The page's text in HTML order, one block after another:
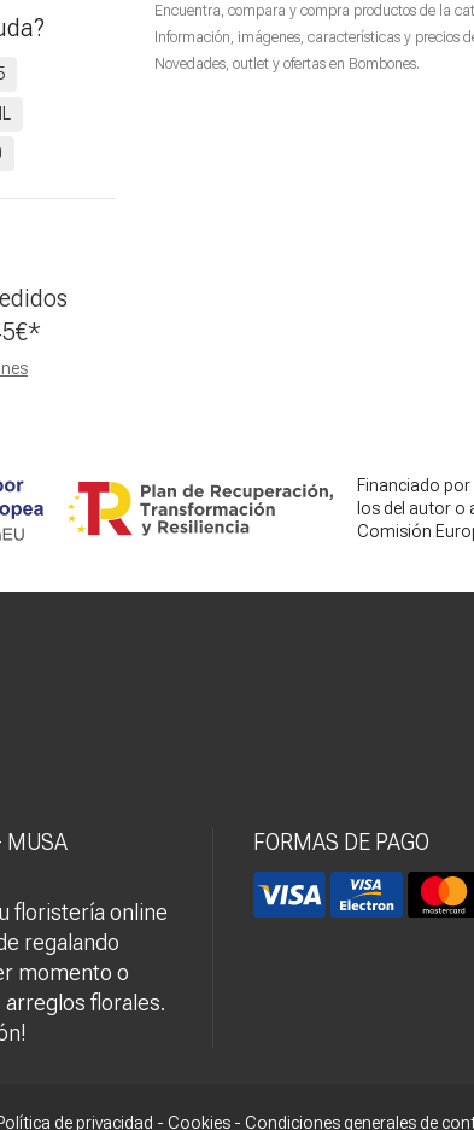
Encuentra, compara y compra productos de la
Información, imágenes, características y precios
Novedades, outlet y ofertas en Bombones.
€*
Financiado
los del autor o
Comisión
MUSA
floristería online
regalando
momento o
florales.
FORMAS DE PAGO
de privacidad - Cookies - Condiciones generales de